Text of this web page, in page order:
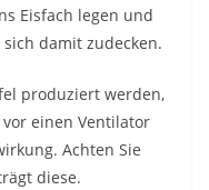
Eisfach legen und
damit zudecken.
produziert werden,
einen Ventilator
Achten Sie
diese.